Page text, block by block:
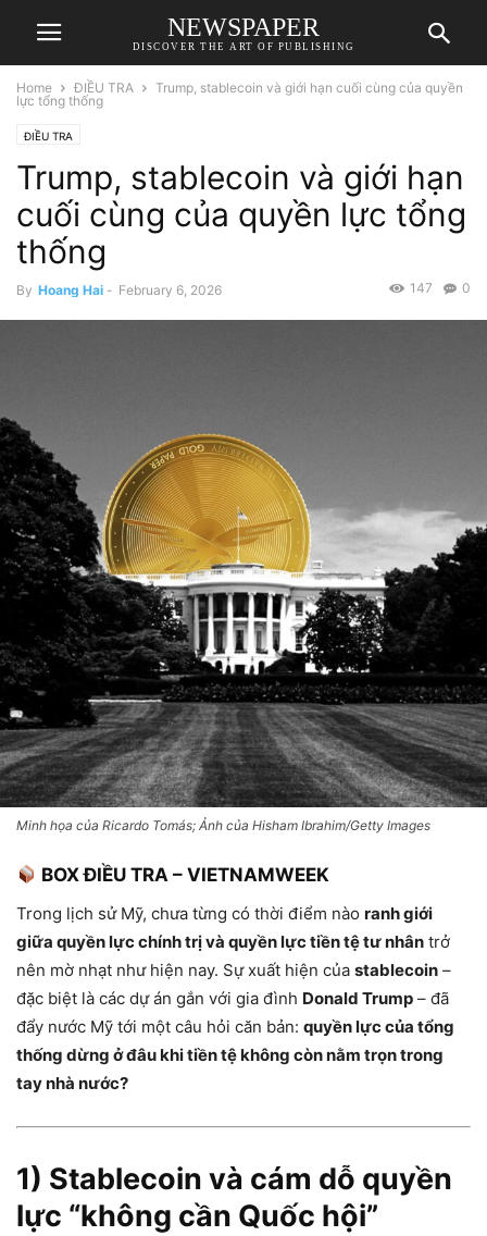
NEWSPAPER
DISCOVER THE ART OF PUBLISHING
Home ĐIỀU TRA
Trump, stablecoin và giới hạn cuối cùng của quyền
lực tổng thống
ĐIỀU TRA
Trump, stablecoin và giới hạn
cuối cùng của quyền lực tổng
thống
By Hoang Hai - February 6, 2026 0
147
Minh họa của Ricardo Tomás; Ảnh của Hisham Ibrahim/Getty Images
BOX ĐIỀU TRA – VIETNAMWEEK
Trong lịch sử Mỹ, chưa từng có thời điểm nào ranh giới
giữa quyền lực chính trị và quyền lực tiền tệ tư nhân trở
nên mờ nhạt như hiện nay. Sự xuất hiện của stablecoin –
đặc biệt là các dự án gắn với gia đình Donald Trump – đã
đẩy nước Mỹ tới một câu hỏi căn bản: quyền lực của tổng
thống dừng ở đâu khi tiền tệ không còn nằm trọn trong
tay nhà nước?
1) Stablecoin và cám dỗ quyền
lực “không cần Quốc hội”